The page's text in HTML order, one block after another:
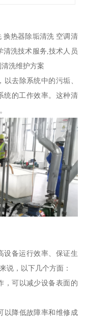
换热器除垢清洗 空调清
清洗技术服务,技术人员
洗维护方案
去除系统中的污垢、
统的工作效率。这种清
设备运行效率、保证生
说，以下几个方面：
，可以减少设备表面的
以降低故障率和维修成